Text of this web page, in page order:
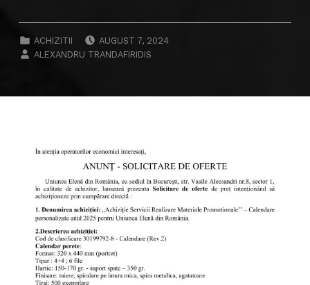
CATEGORIZED IN:
ACHIZITII AUGUST 7, 2024
WRITTEN BY:
ALEXANDRU TRANDAFIRIDIS